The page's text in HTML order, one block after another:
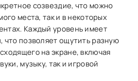
созвездие, что можно
места, так и в некоторых
Каждый уровень имеет
что позволяет ощутить разную
на экране, включая
музыку, так и игровой